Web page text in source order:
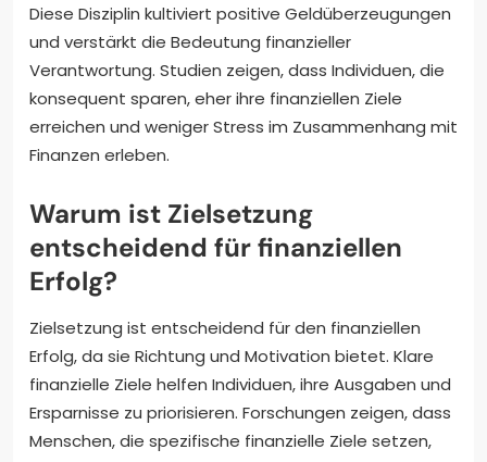
Diese Disziplin kultiviert positive Geldüberzeugungen
und verstärkt die Bedeutung finanzieller
Verantwortung. Studien zeigen, dass Individuen, die
konsequent sparen, eher ihre finanziellen Ziele
erreichen und weniger Stress im Zusammenhang mit
Finanzen erleben.
Warum ist Zielsetzung
entscheidend für finanziellen
Erfolg?
Zielsetzung ist entscheidend für den finanziellen
Erfolg, da sie Richtung und Motivation bietet. Klare
finanzielle Ziele helfen Individuen, ihre Ausgaben und
Ersparnisse zu priorisieren. Forschungen zeigen, dass
Menschen, die spezifische finanzielle Ziele setzen,